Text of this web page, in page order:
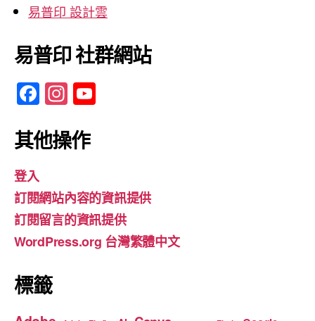
易普印 設計雲
易普印 社群網站
F
a
c
b
o
o
k
In
st
a
gr
a
m
u
b
e
其他操作
登入
訂閱網站內容的資訊提供
訂閱留言的資訊提供
WordPress.org 台灣繁體中文
標籤